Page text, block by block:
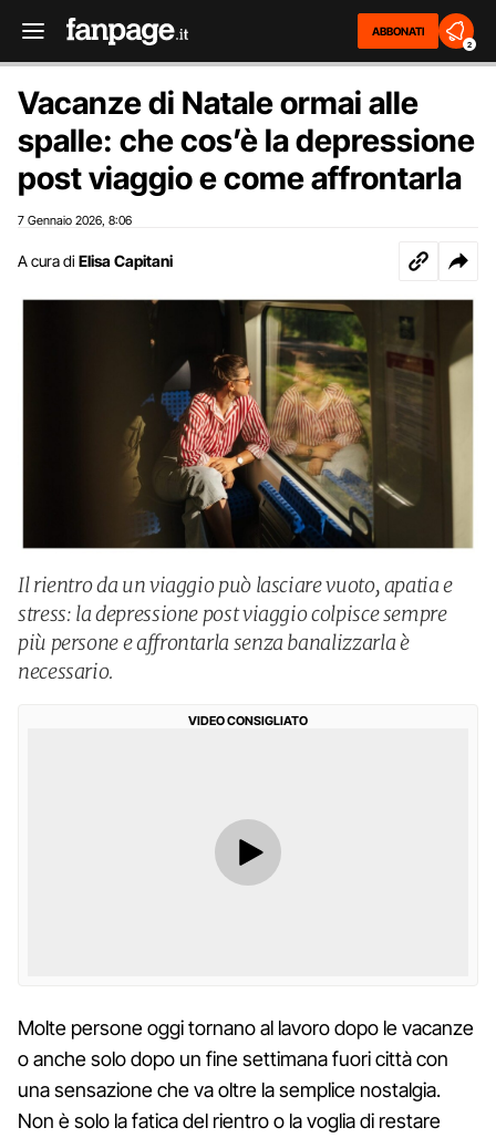
ABBONATI
2
Vacanze di Natale ormai alle
spalle: che cos’è la depressione
post viaggio e come affrontarla
7 Gennaio 2026 8:06
A cura di Elisa Capitani
Il rientro da un viaggio può lasciare vuoto, apatia e
stress: la depressione post viaggio colpisce sempre
più persone e affrontarla senza banalizzarla è
necessario.
VIDEO CONSIGLIATO
Molte persone oggi tornano al lavoro dopo le vacanze
o anche solo dopo un fine settimana fuori città con
una sensazione che va oltre la semplice nostalgia.
Non è solo la fatica del rientro o la voglia di restare